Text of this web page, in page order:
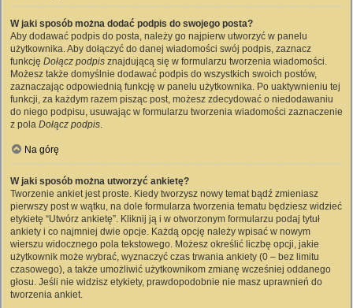
W jaki sposób można dodać podpis do swojego posta?
Aby dodawać podpis do posta, należy go najpierw utworzyć w panelu
użytkownika. Aby dołączyć do danej wiadomości swój podpis, zaznacz
funkcję Dołącz podpis znajdującą się w formularzu tworzenia wiadomości.
Możesz także domyślnie dodawać podpis do wszystkich swoich postów,
zaznaczając odpowiednią funkcję w panelu użytkownika. Po uaktywnieniu tej
funkcji, za każdym razem pisząc post, możesz zdecydować o niedodawaniu
do niego podpisu, usuwając w formularzu tworzenia wiadomości zaznaczenie
z pola Dołącz podpis.
Na górę
W jaki sposób można utworzyć ankietę?
Tworzenie ankiet jest proste. Kiedy tworzysz nowy temat bądź zmieniasz
pierwszy post w wątku, na dole formularza tworzenia tematu będziesz widzieć
etykietę “Utwórz ankietę”. Kliknij ją i w otworzonym formularzu podaj tytuł
ankiety i co najmniej dwie opcje. Każdą opcję należy wpisać w nowym
wierszu widocznego pola tekstowego. Możesz określić liczbę opcji, jakie
użytkownik może wybrać, wyznaczyć czas trwania ankiety (0 – bez limitu
czasowego), a także umożliwić użytkownikom zmianę wcześniej oddanego
głosu. Jeśli nie widzisz etykiety, prawdopodobnie nie masz uprawnień do
tworzenia ankiet.